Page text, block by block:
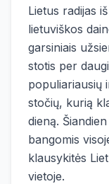
Lietus radijas
lietuviškos
garsiniais
stotis per
populiariausių
stočių, kurią
dieną.
bangomis
klausykitės
vietoje.